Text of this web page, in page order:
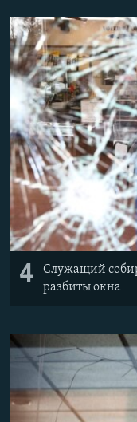
4
Служащий
разбиты окна